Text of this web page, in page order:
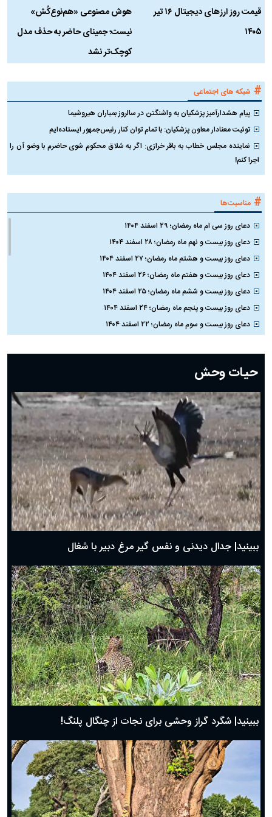
قیمت روز ارز‌های دیجیتال ۱۶ تیر
۱۴۰۵
هوش مصنوعی «هم‌نوع‌کُش»
نیست؛ جمینای حاضر به حذف مدل
کوچک‌تر نشد
# شبکه های اجتماعی
پیام هشدارآمیز پزشکیان به واشنگتن در سالروز بمباران هیروشیما
توئیت معنادار معاون پزشکیان: با تمام توان کنار رئیس‌جمهور ایستاده‌ایم
نماینده مجلس خطاب به باقر خرازی: اگر به شلاق محکوم شوی حاضرم با وضو آن را
اجرا کنم!
# مناسبت‌ها
دعای روز سی ام ماه رمضان؛ ۲۹ اسفند ۱۴۰۴
دعای روز بیست و نهم ماه رمضان؛ ۲۸ اسفند ۱۴۰۴
دعای روز بیست و هشتم ماه رمضان؛ ۲۷ اسفند ۱۴۰۴
دعای روز بیست و هفتم ماه رمضان؛ ۲۶ اسفند ۱۴۰۴
دعای روز بیست و ششم ماه رمضان؛ ۲۵ اسفند ۱۴۰۴
دعای روز بیست و پنجم ماه رمضان؛ ۲۴ اسفند ۱۴۰۴
دعای روز بیست و سوم ماه رمضان؛ ۲۲ اسفند ۱۴۰۴
دعای روز بیستم ماه رمضان؛ ۱۹ اسفند ۱۴۰۴
دعای روز هشتم ماه مبارک رمضان؛ ۷ اسفند ماه ۱۴۰۴
دعای روز هفتم ماه رمضان؛ ۶ اسفند ۱۴۰۴
دعای روز ششم ماه رمضان؛ ۵ اسفند ۱۴۰۴
دعای روز پنجم ماه رمضان؛ ۴ اسفند ۱۴۰۴
دعای روز چهارم ماه مبارک رمضان؛ ۳ اسفند ۱۴۰۴
دعای روز سوم ماه مبارک رمضان؛ ۱۴ اسفند ۱۴۰۴
دعای روز دوم ماه مبارک رمضان ۱ اسفند ماه ۱۴۰۴
دعای روز اول ماه مبارک رمضان، ۳۰ بهمن ۱۴۰۴
حضرت زینب(س) چگونه از دنیا رفت؟
بهترین پیامک تبریک روز پدر ۱۴۰۴؛ جملات زیبا و صمیمانه
حیات وحش
ببینید| جدال دیدنی و نفس گیر مرغ دبیر با شغال
ببینید| شگرد گراز وحشی برای نجات از چنگال پلنگ!